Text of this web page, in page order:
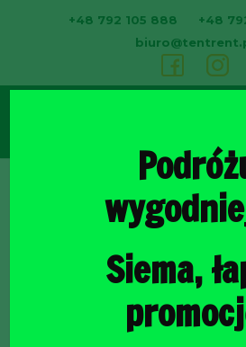
+48 792 105 888
+48
Siema,